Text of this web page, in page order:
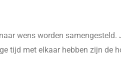
wens worden
tijd met elkaar hebben zijn de